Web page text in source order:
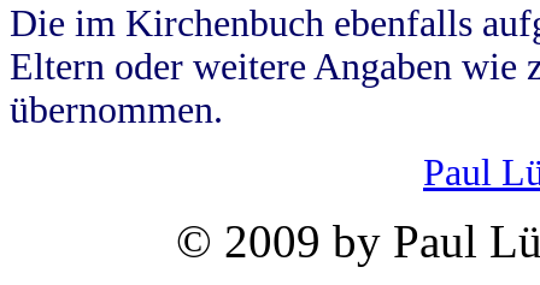
Die im Kirchenbuch ebenfalls
Eltern oder weitere Angaben wie
übernommen.
Paul
© 2009 by Paul